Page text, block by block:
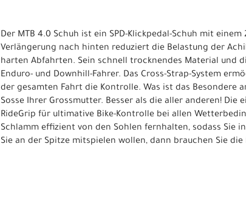
Der MTB 4.0 Schuh ist ein SPD-Klickpedal-Schuh mit
Verlängerung nach hinten reduziert die Belastung der
harten Abfahrten. Sein schnell trocknendes Material und
Enduro- und Downhill-Fahrer. Das Cross-Strap-System
der gesamten Fahrt die Kontrolle. Was ist das Besondere
Sosse Ihrer Grossmutter. Besser als die aller anderen!
RideGrip für ultimative Bike-Kontrolle bei allen
Schlamm effizient von den Sohlen fernhalten, sodass Sie
Sie an der Spitze mitspielen wollen, dann brauchen Sie die